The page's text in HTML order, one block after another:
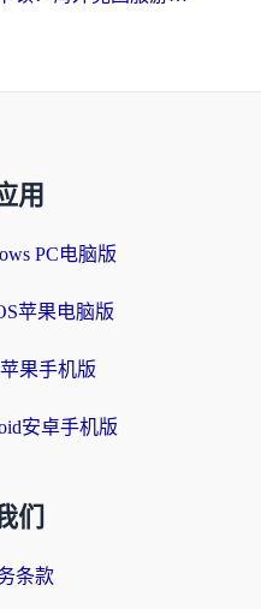
用
PC电脑版
苹果电脑版
果手机版
安卓手机版
们
条款